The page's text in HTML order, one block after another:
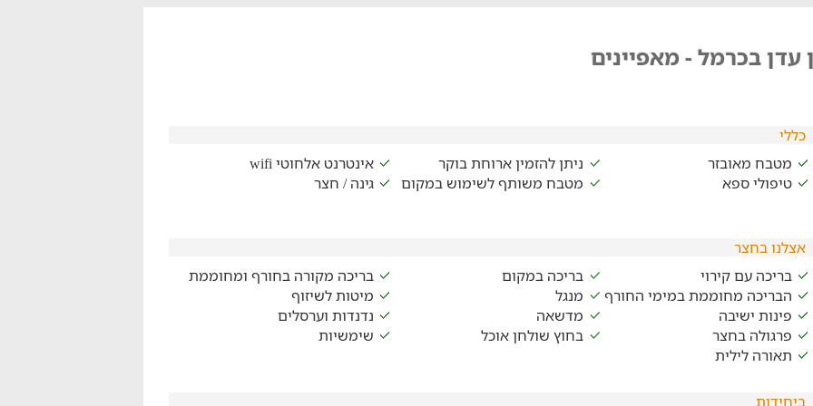
עדן בכרמל - מאפיינים
כללי
מטבח מאובזר
ניתן להזמין ארוחת בוקר
אינטרנט אלחוטי wifi
טיפולי ספא
מטבח משותף לשימוש במקום גינה / חצר
אצלנו בחצר
בריכה עם קירוי
בריכה במקום
בריכה מקורה בחורף ומחוממת
הבריכה מחוממת במימי החורף
מנגל
מיטות לשיזוף
פינות ישיבה
מדשאה
נדנדות וערסלים
פרגולה בחצר
בחוץ שולחן אוכל
שימשיות
תאורה לילית
ביחידות